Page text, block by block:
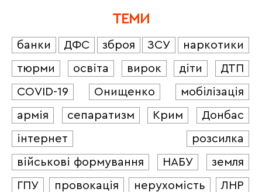
ТЕМИ
банки ДФС зброя ЗСУ
наркотики
тюрми
освіта вирок діти
ДТП
COVID-19
Онищенко
мобілізація
армія
сепаратизм Крим
Донбас
інтернет
розсилка
військові формування
НАБУ
земля
ГПУ
провокація нерухомість
ЛНР